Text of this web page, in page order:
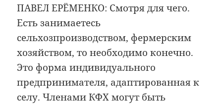
ПАВЕЛ ЕРЁМЕНКО: Смотря для чего.
Есть занимаетесь
сельхозпроизводством, фермерским
хозяйством, то необходимо конечно.
Это форма индивидуального
предпринимателя, адаптированная к
селу. Членами КФХ могут быть